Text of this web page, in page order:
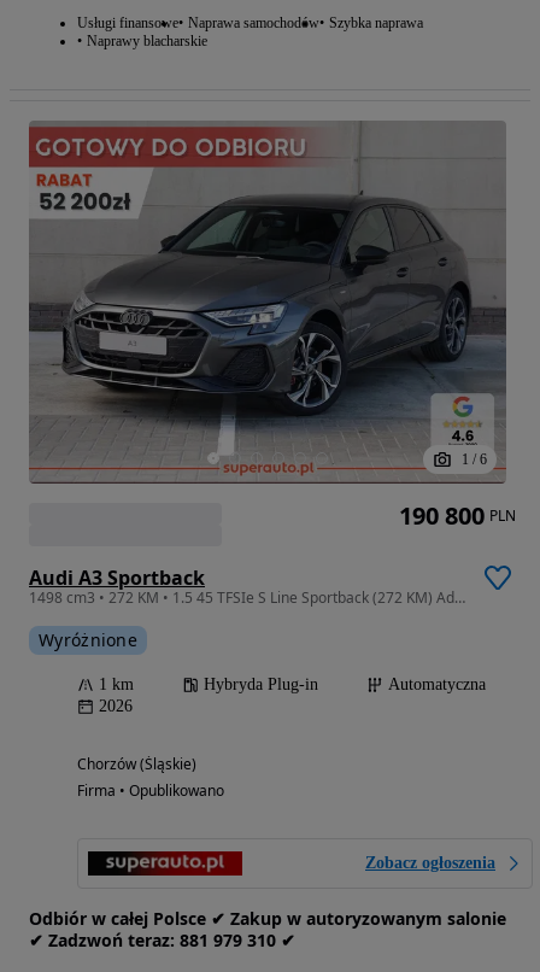
Usługi finansowe Naprawa samochodów Szybka naprawa
Naprawy blacharskie
1 / 6
Audi A3 Sportback
1498 cm3 • 272 KM • 1.5 45 TFSIe S Line Sportback (272 KM) Adaptacyjny tempomat
Wyróżnione
1 km Hybryda Plug-in
Automatyczna
2026
Chorzów (Śląskie)
Firma • Opublikowano
Zobacz ogłoszenia
Odbiór w całej Polsce ✔ Zakup w autoryzowanym salonie
✔ Zadzwoń‎ t‎eraz: ‎881‎ 979‎ 310 ✔
190 800 PLN